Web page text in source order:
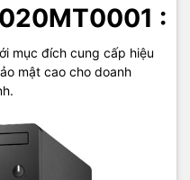
:
mục đích cung cấp hiệu
mật cao cho doanh
sử dụng trên các dòng máy
máy tính của bạn và điện
thành công, bạn có thể sử